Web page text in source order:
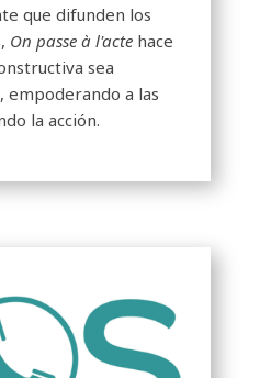
que difunden los
On passe à l'actehace
sea
empoderando a las
la acción.